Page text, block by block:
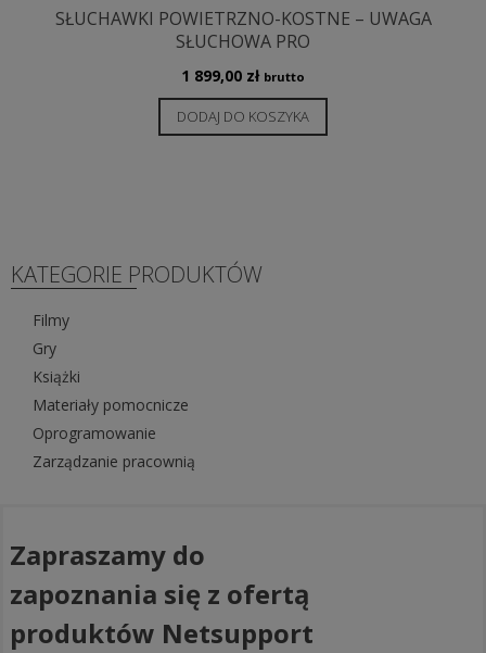
SŁUCHAWKI POWIETRZNO-KOSTNE – UWAGA
SŁUCHOWA PRO
1 899,00 zł brutto
DODAJ DO KOSZYKA
KATEGORIE PRODUKTÓW
Filmy
Gry
Książki
Materiały pomocnicze
Oprogramowanie
Zarządzanie pracownią
Zapraszamy do
zapoznania się z ofertą
produktów Netsupport